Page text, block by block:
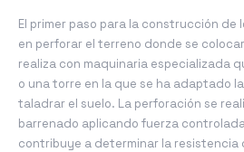
El primer paso para la construcción de
en perforar el terreno donde se
realiza con maquinaria especializada
o una torre en la que se ha adaptado
taladrar el suelo. La perforación se
barrenado aplicando fuerza
contribuye a determinar la resistencia